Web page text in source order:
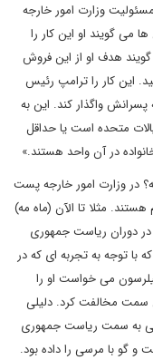
مسئولیت وزارت امور خارجه
می گویند او این کار را
هدف او از این فروش
این کار را ترامپ رئیس
پسرانش واگذار کند. این به
متحده است یا حداقل
در آن واحد هستند.»
در وزارت امور خارجه پست
مثلا تا الآن (ماه مه)
در دوران ریاست جمهوری
که با توجه به تجربه ای که در
می خواست او را
سمت مخالفت کرد. دلیلی
به سمت ریاست جمهوری
و گو با مرسی را داده بود.